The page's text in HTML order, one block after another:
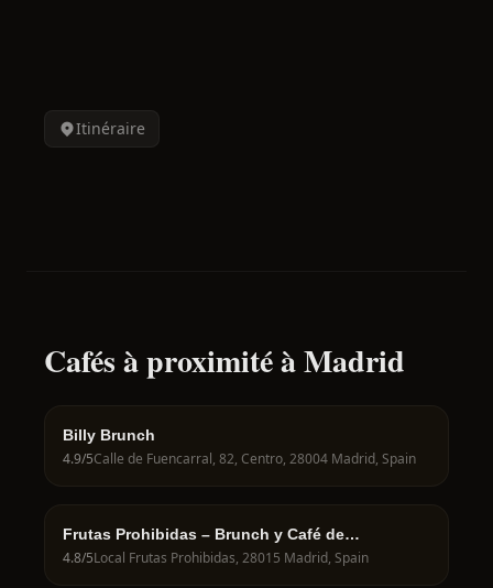
Itinéraire
Cafés à proximité à Madrid
Billy Brunch
4.9/5Calle de Fuencarral, 82, Centro, 28004 Madrid, Spain
Frutas Prohibidas – Brunch y Café de
Especialidad en Madrid
4.8/5Local Frutas Prohibidas, 28015 Madrid, Spain